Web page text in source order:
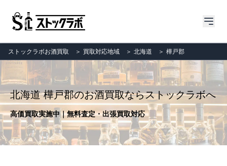
ストックラボお酒買取 ＞ 買取対応地域 ＞ 北海道 ＞ 樺戸郡
北海道 樺戸郡のお酒買取ならストックラボへ
高価買取実施中｜無料査定・出張買取対応